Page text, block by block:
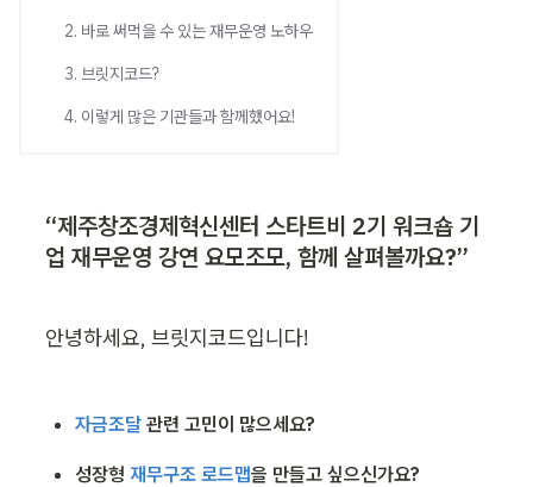
2. 바로 써먹을 수 있는 재무운영 노하우
3. 브릿지코드?
4. 이렇게 많은 기관들과 함께했어요!
“제주창조경제혁신센터 스타트비 2기 워크숍 기
업 재무운영 강연 요모조모, 함께 살펴볼까요?”
안녕하세요, 브릿지코드입니다!
자금조달 관련 고민이 많으세요?
성장형 재무구조 로드맵을 만들고 싶으신가요?